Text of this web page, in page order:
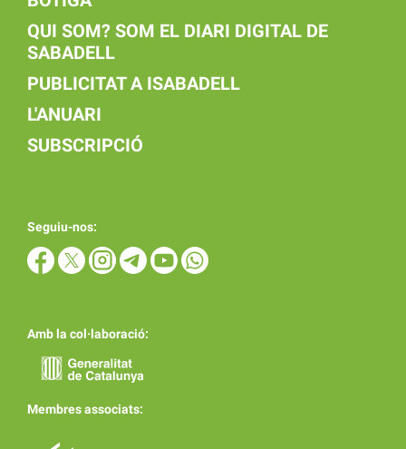
QUI SOM? SOM EL DIARI DIGITAL DE
SABADELL
PUBLICITAT A ISABADELL
L'ANUARI
SUBSCRIPCIÓ
Seguiu-nos:
Amb la col·laboració:
Membres associats: